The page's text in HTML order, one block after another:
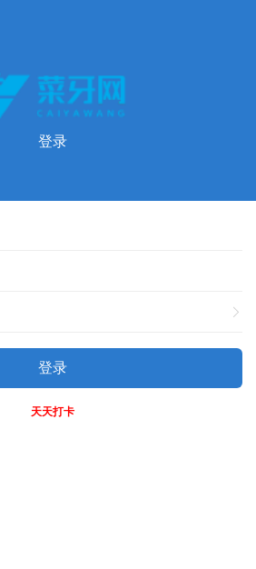
登录
登录
天天打卡